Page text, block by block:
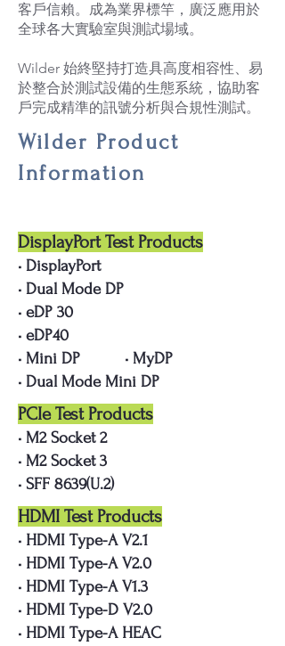
客戶信賴。成為業界標竿，廣泛應用於
全球各大實驗室與測試場域。
Wilder 始終堅持打造具高度相容性、易
於整合於測試設備的生態系統，協助客
戶完成精準的訊號分析與合規性測試。
Wilder Product
Information
DisplayPort Test Products
• DisplayPort
• Dual Mode DP
• eDP 30
• eDP40
• Mini DP • MyDP
• Dual Mode Mini DP
PCIe Test Products
• M2 Socket 2
• M2 Socket 3
• SFF 8639(U.2)
HDMI Test Products
• HDMI Type-A V2.1
• HDMI Type-A V2.0
• HDMI Type-A V1.3
• HDMI Type-D V2.0
• HDMI Type-A HEAC